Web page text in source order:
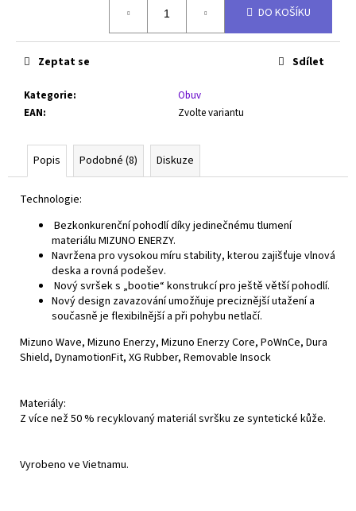
DO KOŠÍKU
Kategorie:
Obuv
EAN: Zvolte variantu
Zeptat se Sdílet
Popis Podobné (8) Diskuze
Technologie:
Bezkonkurenční pohodlí díky jedinečnému tlumení
materiálu MIZUNO ENERZY.
Navržena pro vysokou míru stability, kterou zajišťuje vlnová
deska a rovná podešev.
Nový svršek s „bootie“ konstrukcí pro ještě větší pohodlí.
Nový design zavazování umožňuje preciznější utažení a
současně je flexibilnější a při pohybu netlačí.
Mizuno Wave, Mizuno Enerzy, Mizuno Enerzy Core, PoWnCe, Dura
Shield, DynamotionFit, XG Rubber, Removable Insock
Materiály:
Z více než 50 % recyklovaný materiál svršku ze syntetické kůže.
Vyrobeno ve Vietnamu.